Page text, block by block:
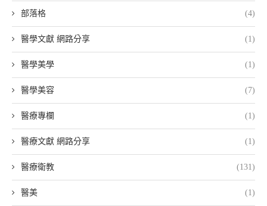
部落格 (4)
醫學文獻 網路分享 (1)
醫學美學 (1)
醫學美容 (7)
醫療專欄 (1)
醫療文獻 網路分享 (1)
醫療衛教 (131)
醫美 (1)